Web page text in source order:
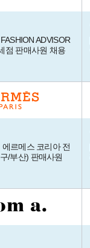
ADVISOR
점 판매사원 채용
르메스 코리아 전
/부산) 판매사원